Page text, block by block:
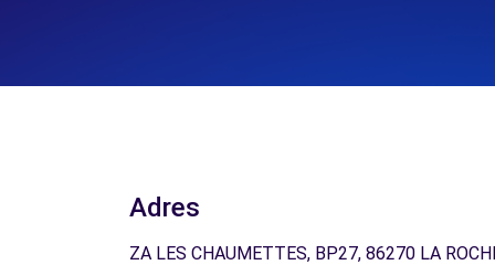
Adres
ZA LES CHAUMETTES, BP27, 86270 LA